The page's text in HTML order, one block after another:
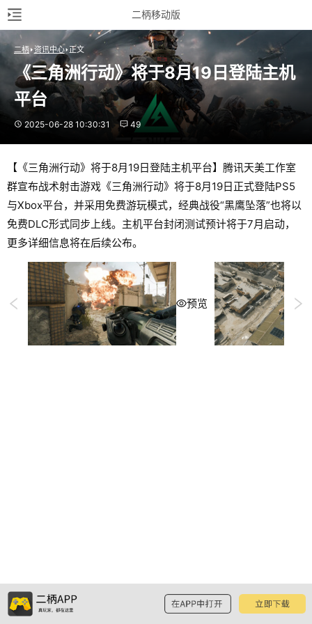
二柄移动版
二柄 资讯中心 正文
《三角洲行动》将于8月19日登陆主机
平台
2025-06-28 10:30:31 49
【《三角洲行动》将于8月19日登陆主机平台】腾讯天美工作室
群宣布战术射击游戏《三角洲行动》将于8月19日正式登陆PS5
与Xbox平台，并采用免费游玩模式，经典战役“黑鹰坠落”也将以
免费DLC形式同步上线。主机平台封闭测试预计将于7月启动，
更多详细信息将在后续公布。
预览